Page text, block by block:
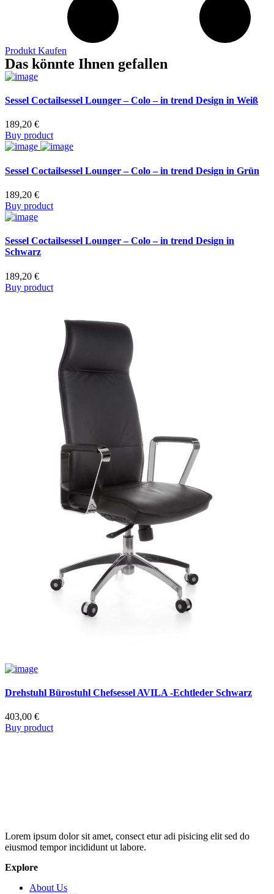
Produkt Kaufen
Das könnte Ihnen gefallen
Sessel Coctailsessel Lounger – Colo – in trend Design in Weiß
189,20 €
Buy product
Sessel Coctailsessel Lounger – Colo – in trend Design in Grün
189,20 €
Buy product
Sessel Coctailsessel Lounger – Colo – in trend Design in
Schwarz
189,20 €
Buy product
Drehstuhl Bürostuhl Chefsessel AVILA -Echtleder Schwarz
403,00 €
Buy product
Lorem ipsum dolor sit amet, consect etur adi pisicing elit sed do
eiusmod tempor incididunt ut labore.
Explore
About Us